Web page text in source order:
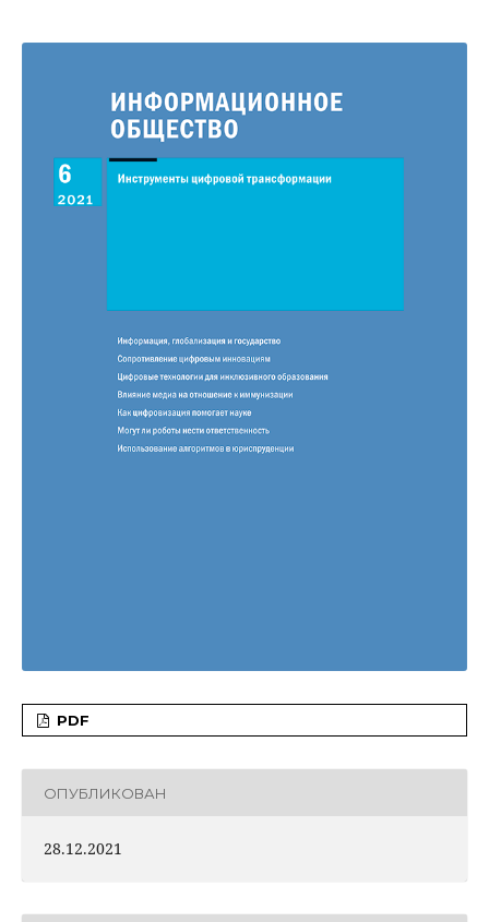
PDF
ОПУБЛИКОВАН
28.12.2021